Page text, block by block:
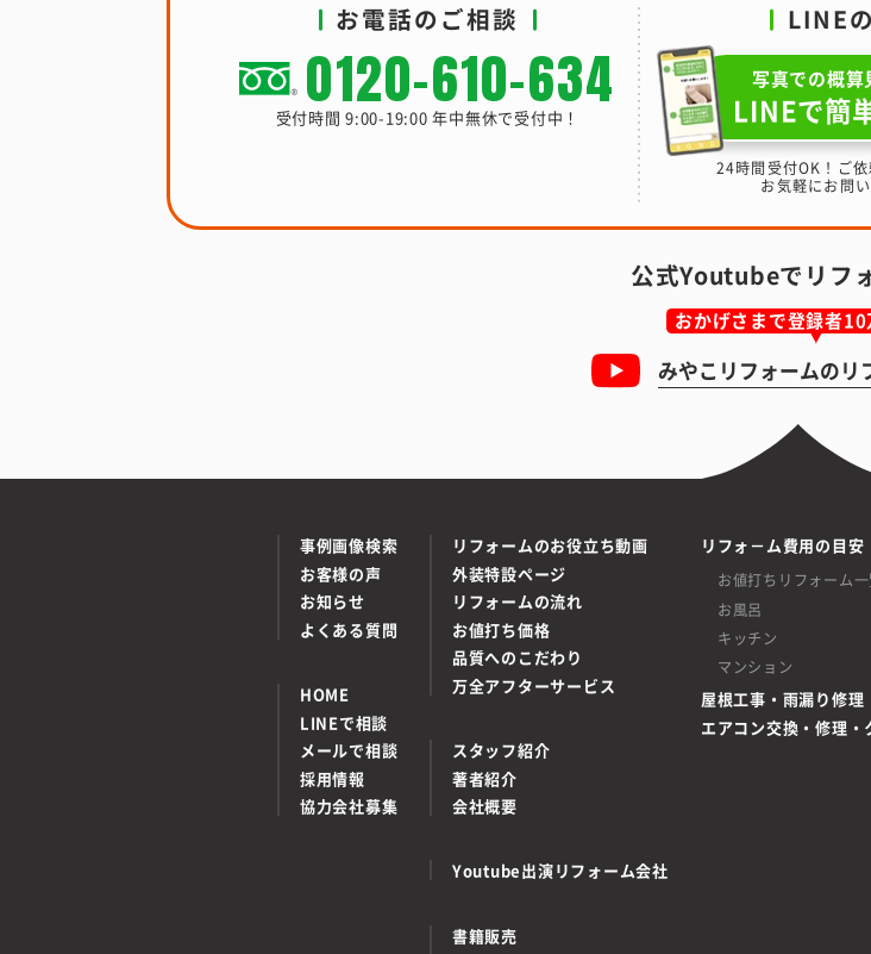
お電話のご相談
0120-610-634
受付時間 9:00-19:00 年中無休で受付中！
LINE
写真での概算
LINEで簡
24時間受付OK！ご依
お気軽にお問
公式Youtubeでリフ
おかげさまで登録者
みやこリフォームのリ
事例画像検索
お客様の声
お知らせ
よくある質問
HOME
LINEで相談
メールで相談
採用情報
協力会社募集
リフォームのお役立ち動画
外装特設ページ
リフォームの流れ
お値打ち価格
品質へのこだわり
万全アフターサービス
スタッフ紹介
著者紹介
会社概要
Youtube出演リフォーム会社
書籍販売
リフォ－ム費用の目安
お値打ちリフォーム
お風呂
キッチン
マンション
屋根工事・雨漏り修理
エアコン交換・修理・